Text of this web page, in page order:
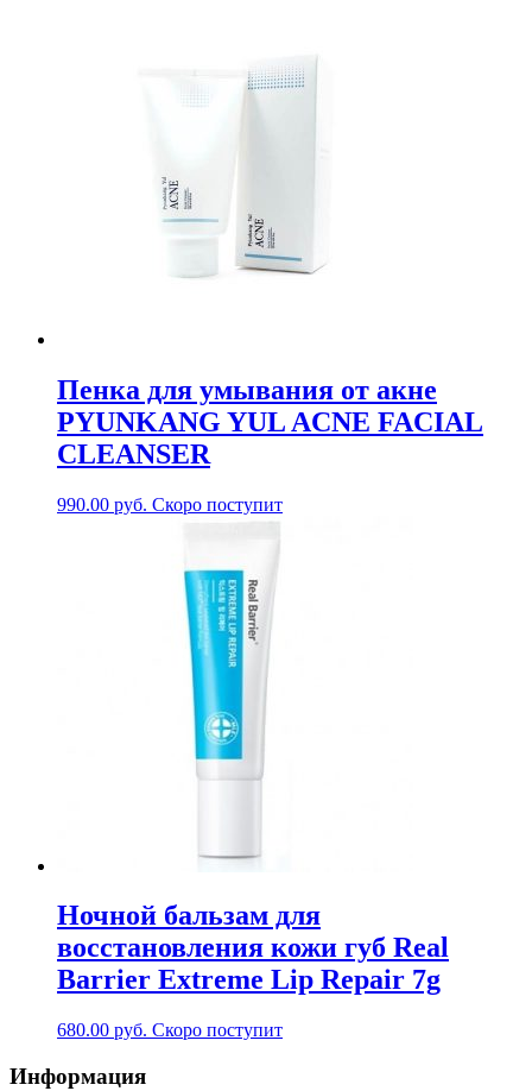
Пенка для умывания от акне
PYUNKANG YUL ACNE FACIAL
CLEANSER
990.00 руб. Скоро поступит
Ночной бальзам для
восстановления кожи губ Real
Barrier Extreme Lip Repair 7g
680.00 руб. Скоро поступит
Информация